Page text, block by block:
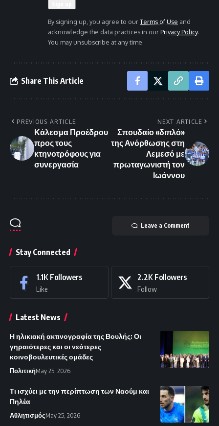
By signing up, you agree to ourTerms of Use and
acknowledge the data practices in ourPrivacy Policy.
You may unsubscribe at any time.
Share This Article
PREVIOUS ARTICLE
Κάλεσμα Προέδρου
προς τους
κτηνοτρόφους για
συνεργασία
NEXT ARTICLE
Σπουδαίο «διπλό»
της Ανόρθωσης στη
Λεμεσό με
πρωταγωνιστή τον
Ιωάννου
Leave a Comment
Stay Connected
1.1K Followers
Like
2.2K Followers
Follow
Latest News
Η ηλικιακή ακτινογραφία της Βουλής: Οι
γηραιότερες και οι νεότερες
κοινοβουλευτικές ομάδες
ΠολιτικήMay 25, 2026
Τι ισχύει με την περίπτωση των Ναούμ και
Πηλέα
ΑθλητισμόςMay 25, 2026